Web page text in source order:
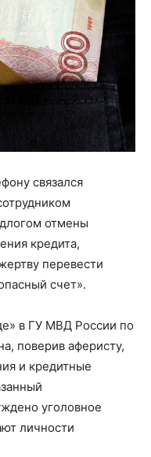
связался
отмены
кредита,
перевести
счет».
в ГУ МВД России по
поверив аферисту,
и кредитные
уголовное
личности